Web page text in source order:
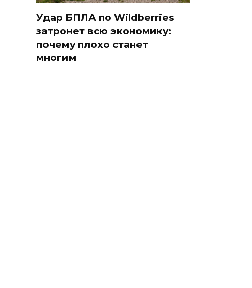
Удар БПЛА по Wildberries
затронет всю экономику:
почему плохо станет
многим